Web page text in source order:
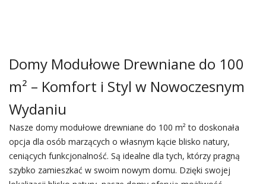
Domy Modułowe Drewniane do 100
m² – Komfort i Styl w Nowoczesnym
Wydaniu
Nasze domy modułowe drewniane do 100 m² to doskonała
opcja dla osób marzących o własnym kącie blisko natury,
ceniących funkcjonalność. Są idealne dla tych, którzy pragną
szybko zamieszkać w swoim nowym domu. Dzięki swojej